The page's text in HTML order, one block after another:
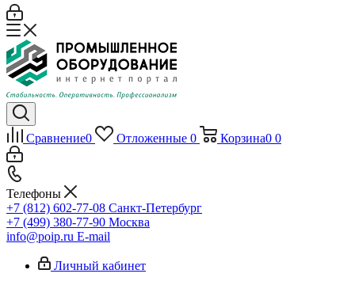
Сравнение0 Отложенные 0 Корзина0 0
Телефоны
+7 (812) 602-77-08 Санкт-Петербург
+7 (499) 380-77-90 Москва
info@poip.ru E-mail
Личный кабинет